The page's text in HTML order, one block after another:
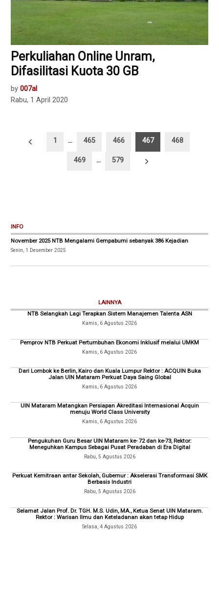
Perkuliahan Online Unram,
Difasilitasi Kuota 30 GB
by 007al
Rabu, 1 April 2020
Paginasi
1 … 465 466 467 468
469 … 579
INFO
November 2025 NTB Mengalami Gempabumi sebanyak 386 Kejadian
Senin, 1 Desember 2025
LAINNYA
NTB Selangkah Lagi Terapkan Sistem Manajemen Talenta ASN
Kamis, 6 Agustus 2026
Pemprov NTB Perkuat Pertumbuhan Ekonomi Inklusif melalui UMKM
Kamis, 6 Agustus 2026
Dari Lombok ke Berlin, Kairo dan Kuala Lumpur Rektor : ACQUIN Buka
Jalan UIN Mataram Perkuat Daya Saing Global
Kamis, 6 Agustus 2026
UIN Mataram Matangkan Persiapan Akreditasi Internasional Acquin
menuju World Class University
Kamis, 6 Agustus 2026
Pengukuhan Guru Besar UIN Mataram ke- 72 dan ke-73, Rektor:
Meneguhkan Kampus Sebagai Pusat Peradaban di Era Digital
Rabu, 5 Agustus 2026
Perkuat Kemitraan antar Sekolah, Gubernur : Akselerasi Transformasi SMK
Berbasis Industri
Rabu, 5 Agustus 2026
Selamat Jalan Prof. Dr. TGH. M.S. Udin, MA., Ketua Senat UIN Mataram.
Rektor : Warisan Ilmu dan Keteladanan akan tetap Hidup
Selasa, 4 Agustus 2026